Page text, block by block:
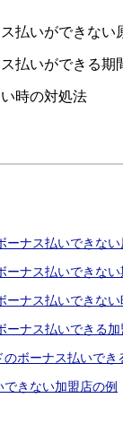
払いができない
払いができる期
時の対処法
ーナス払いできな
ーナス払いできな
ーナス払いできな
ーナス払いできる
のボーナス払いでき
きない加盟店の例